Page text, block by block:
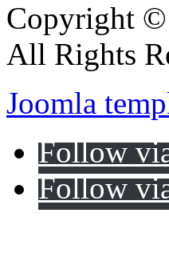
Copyright
All Rights
Joomla
Follow
Follow